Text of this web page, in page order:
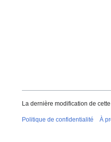
La dernière modification de
Politique de confidentialité À